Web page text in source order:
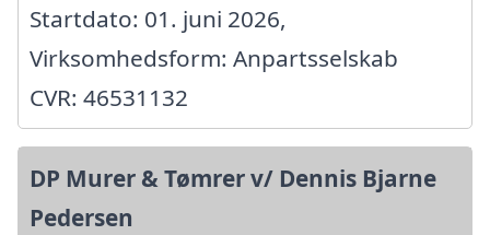
Startdato: 01. juni 2026,
Virksomhedsform: Anpartsselskab
CVR: 46531132
DP Murer & Tømrer v/ Dennis Bjarne
Pedersen